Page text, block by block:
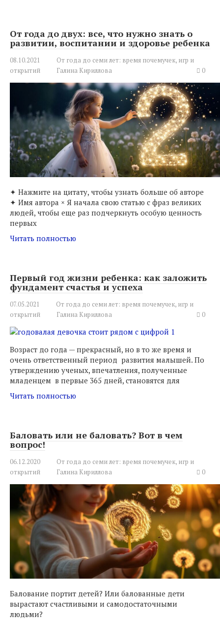
От года до двух: все, что нужно знать о
развитии, воспитании и здоровье ребенка
08.10.2021
От года до семи лет: время почемучек, игр и
открытий
Галина Кириллова 0
✦ Нажмите на цитату, чтобы узнать больше об авторе
✦ Имя автора × Я начала свою статью с фраз великих
людей, чтобы еще раз подчеркнуть особую ценность
первых
Читать полностью
Первый год жизни ребенка: как заложить
фундамент счастья и успеха
07.05.2021
От года до семи лет: время почемучек, игр и
открытий
Галина Кириллова 0
Возраст до года — прекрасный, но в то же время и
очень ответственный период развития малышей. По
утверждению ученых, впечатления, полученные
младенцем в первые 365 дней, становятся для
Читать полностью
Баловать или не баловать? Вот в чем
вопрос!
06.12.2020
От года до семи лет: время почемучек, игр и
открытий
Галина Кириллова 0
Балование портит детей? Или балованные дети
вырастают счастливыми и самодостаточными
людьми?